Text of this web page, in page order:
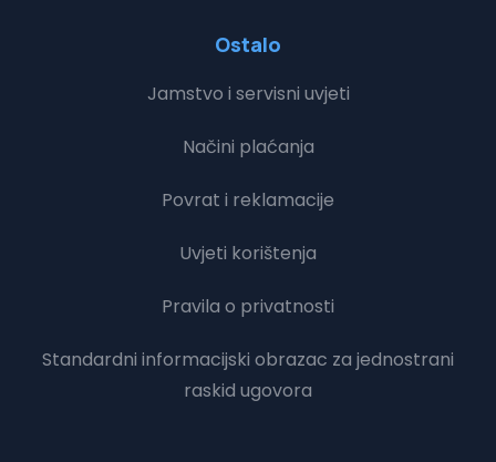
Ostalo
Jamstvo i servisni uvjeti
Načini plaćanja
Povrat i reklamacije
Uvjeti korištenja
Pravila o privatnosti
Standardni informacijski obrazac za jednostrani
raskid ugovora